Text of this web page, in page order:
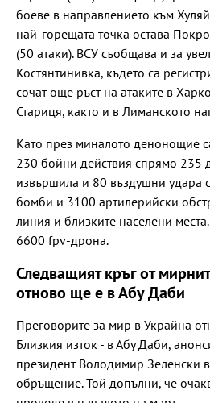
боеве в направлението към
най-горещата точка остава
(50 атаки). ВСУ съобщава и за
Костянтинивка, където са
сочат още ръст на атаките в
Стариця, както и в Лиманското
Като през миналото денонощие
230 бойни действия спрямо 235
извършила и 80 въздушни удара
бомби и 3100 артилерийски
линия и близките населени
6600 fpv-дрона.
Следващият кръг от
отново ще е в Абу Даби
Преговорите за мир в Украйна
Близкия изток - в Абу Даби,
президент Володимир Зеленски
обръщение. Той допълни, че